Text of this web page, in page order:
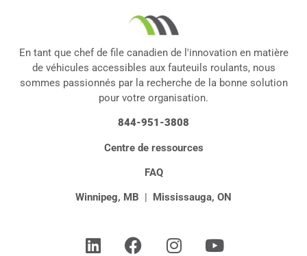
En tant que chef de file canadien de l'innovation en matière
de véhicules accessibles aux fauteuils roulants, nous
sommes passionnés par la recherche de la bonne solution
pour votre organisation.
844-951-3808
Centre de ressources
FAQ
Winnipeg, MB Mississauga, ON